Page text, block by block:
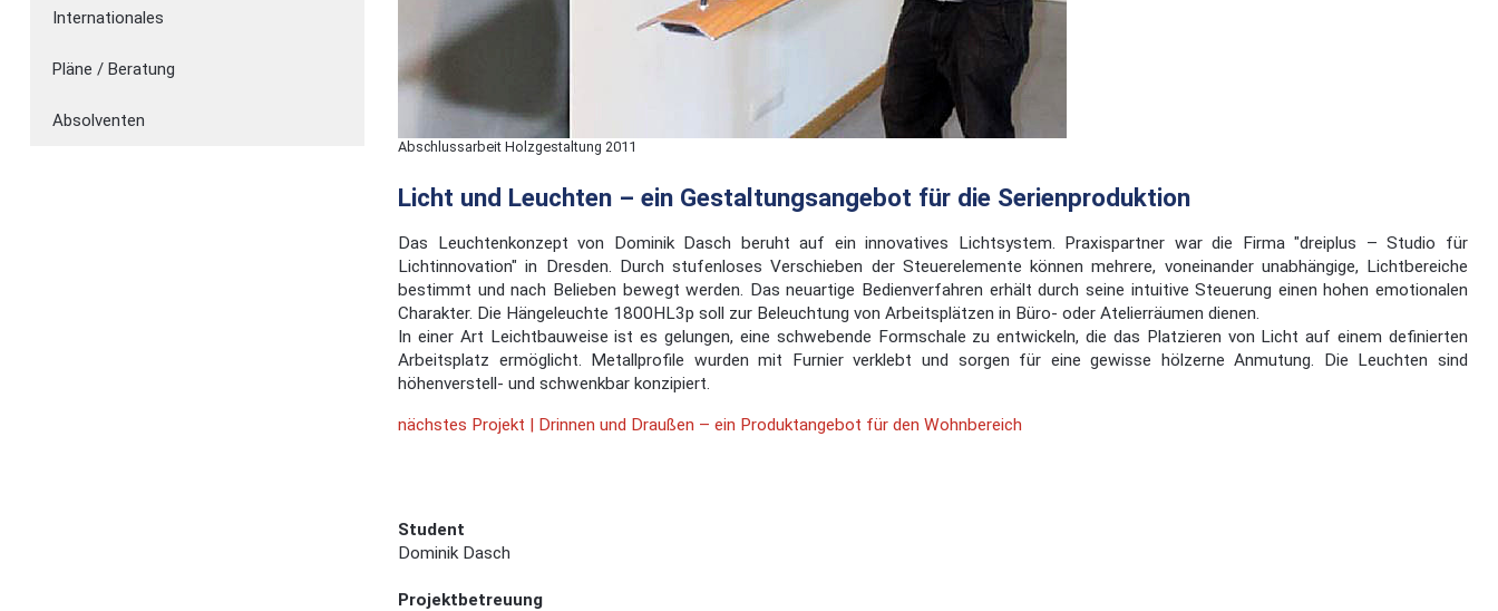
Internationales
Pläne / Beratung
Absolventen
Abschlussarbeit Holzgestaltung 2011
Licht und Leuchten – ein Gestaltungsangebot für die Serienproduktion
Das Leuchtenkonzept von Dominik Dasch beruht auf ein innovatives Lichtsystem. Praxispartner war die Firma "dreiplus – Studio für
Lichtinnovation" in Dresden. Durch stufenloses Verschieben der Steuerelemente können mehrere, voneinander unabhängige, Lichtbereiche
bestimmt und nach Belieben bewegt werden. Das neuartige Bedienverfahren erhält durch seine intuitive Steuerung einen hohen emotionalen
Charakter. Die Hängeleuchte 1800HL3p soll zur Beleuchtung von Arbeitsplätzen in Büro- oder Atelierräumen dienen.
In einer Art Leichtbauweise ist es gelungen, eine schwebende Formschale zu entwickeln, die das Platzieren von Licht auf einem definierten
Arbeitsplatz ermöglicht. Metallprofile wurden mit Furnier verklebt und sorgen für eine gewisse hölzerne Anmutung. Die Leuchten sind
höhenverstell- und schwenkbar konzipiert.
nächstes Projekt | Drinnen und Draußen – ein Produktangebot für den Wohnbereich
Student
Dominik Dasch
Projektbetreuung